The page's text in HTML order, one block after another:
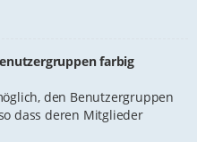
farbig
den Benutzergruppen
dass deren Mitglieder